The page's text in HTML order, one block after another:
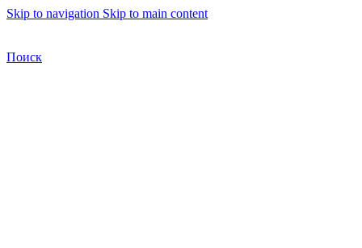
Skip to navigation Skip to main content
Поиск